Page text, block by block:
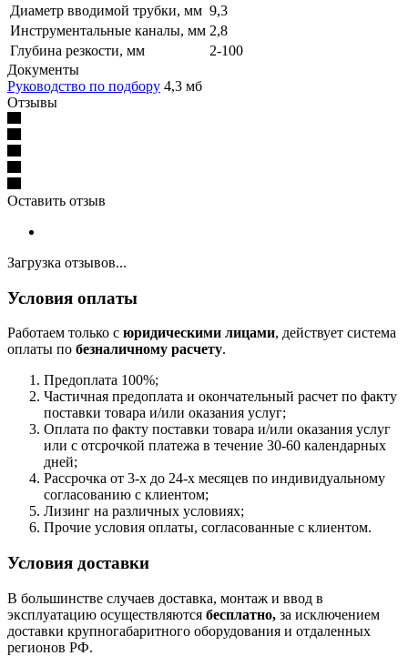
Диаметр вводимой трубки, мм 9,3
Инструментальные каналы, мм 2,8
Глубина резкости, мм
2-100
Документы
Руководство по подбору 4,3 мб
Отзывы
Оставить отзыв
Загрузка отзывов...
Условия оплаты
Работаем только с юридическими лицами, действует система
оплаты по безналичному расчету.
Предоплата 100%;
Частичная предоплата и окончательный расчет по факту
поставки товара и/или оказания услуг;
Оплата по факту поставки товара и/или оказания услуг
или с отсрочкой платежа в течение 30-60 календарных
дней;
Рассрочка от 3-х до 24-х месяцев по индивидуальному
согласованию с клиентом;
Лизинг на различных условиях;
Прочие условия оплаты, согласованные с клиентом.
Условия доставки
В большинстве случаев доставка, монтаж и ввод в
эксплуатацию осуществляются бесплатно, за исключением
доставки крупногабаритного оборудования и отдаленных
регионов РФ.